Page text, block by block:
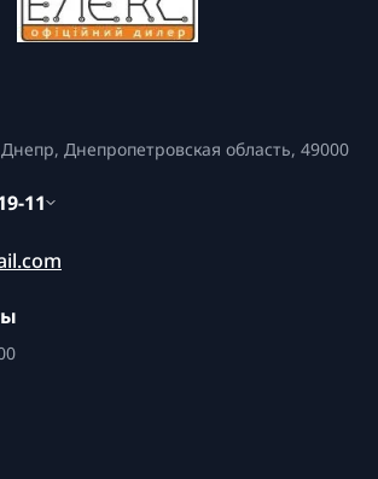
Днепропетровская область, 49000
11